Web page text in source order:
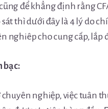
để khẳng định rằng
thì dưới đây là 4 lý do
nghiêp cho cung cấp, lắp
bạc:
nghiệp, việc tuân